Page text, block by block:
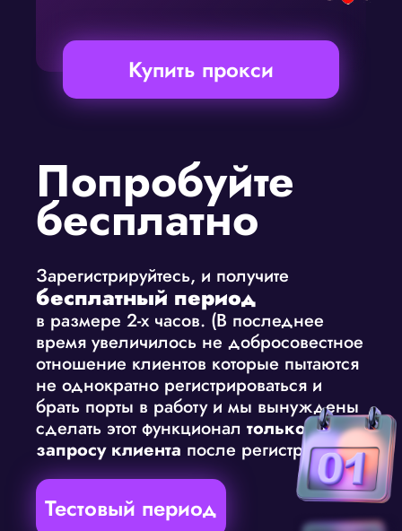
Купить прокси
Попробуйте
бесплатно
Зарегистрируйтесь, и получите
бесплатный период
в размере 2-х часов. (В последнее
время увеличилось не добросовестное
отношение клиентов которые пытаются
не однократно регистрироваться и
брать порты в работу и мы вынуждены
сделать этот функционал только по
запросу клиента после регистрации.)
Тестовый период